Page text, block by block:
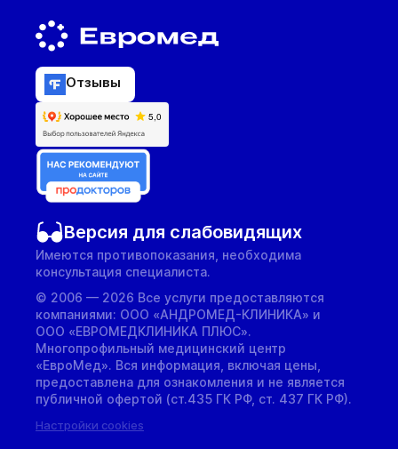
Отзывы
Версия для слабовидящих
Имеются противопоказания, необходима
консультация специалиста.
© 2006 — 2026 Все услуги предоставляются
компаниями: ООО «АНДРОМЕД-КЛИНИКА» и
ООО «ЕВРОМЕДКЛИНИКА ПЛЮС».
Многопрофильный медицинский центр
«ЕвроМед». Вся информация, включая цены,
предоставлена для ознакомления и не является
публичной офертой (ст.435 ГК РФ, cт. 437 ГК РФ).
Настройки cookies